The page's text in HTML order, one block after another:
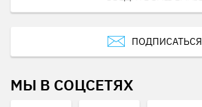
ПОДПИСАТЬСЯ
МЫ В СОЦСЕТЯХ